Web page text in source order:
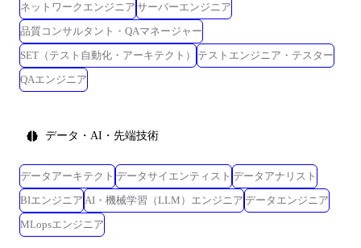
ネットワークエンジニア サーバーエンジニア
品質コンサルタント・QAマネージャー
SET（テスト自動化・アーキテクト）
テストエンジニア・テスター
QAエンジニア
データ・AI・先端技術
データアーキテクト データサイエンティスト データアナリスト
BIエンジニア AI・機械学習（LLM）エンジニア データエンジニア
MLopsエンジニア